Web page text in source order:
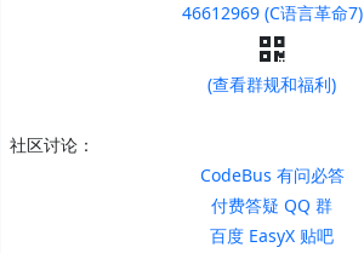
46612969 (C语言革命7)
(查看群规和福利)
社区讨论：
CodeBus 有问必答
付费答疑 QQ 群
百度 EasyX 贴吧